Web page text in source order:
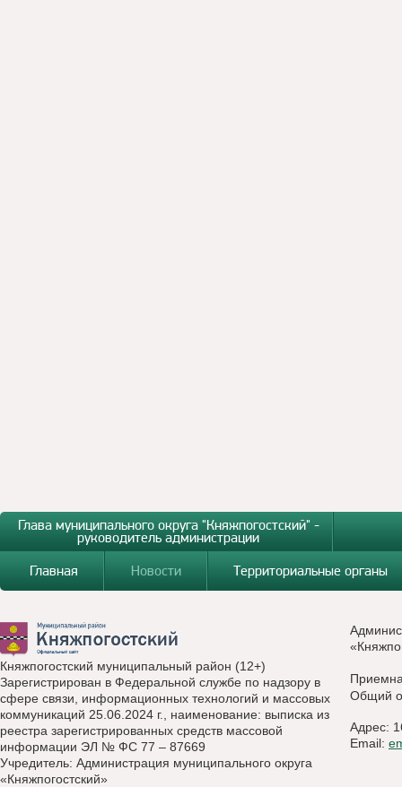
Глава муниципального округа "Княжпогостский" -
руководитель администрации
Главная
Новости Территориальные органы
Княжпогостский муниципальный район (12+)
Зарегистрирован в Федеральной службе по надзору в
сфере связи, информационных технологий и массовых
коммуникаций 25.06.2024 г., наименование: выписка из
реестра зарегистрированных средств массовой
информации ЭЛ № ФС 77 – 87669
Учредитель: Администрация муниципального округа
«Княжпогостский»
Общий
Адрес:
Email: